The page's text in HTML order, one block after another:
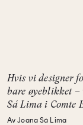
Hvis vi designer
bare øyeblikket –
Sá Lima i Comte
Av Joana Sá Lima